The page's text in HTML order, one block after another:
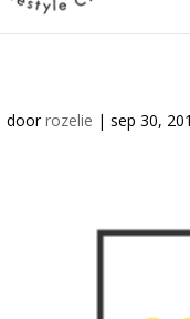
doorrozelie |sep 30,